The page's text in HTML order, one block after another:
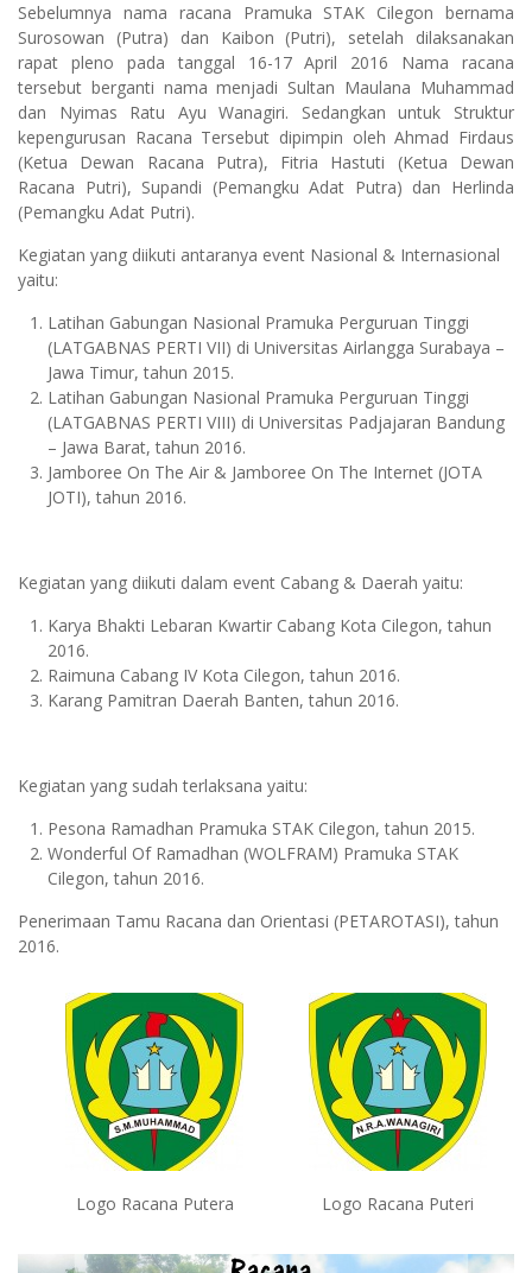
Sebelumnya nama racana Pramuka STAK Cilegon bernama
Surosowan (Putra) dan Kaibon (Putri), setelah dilaksanakan
rapat pleno pada tanggal 16-17 April 2016 Nama racana
tersebut berganti nama menjadi Sultan Maulana Muhammad
dan Nyimas Ratu Ayu Wanagiri. Sedangkan untuk Struktur
kepengurusan Racana Tersebut dipimpin oleh Ahmad Firdaus
(Ketua Dewan Racana Putra), Fitria Hastuti (Ketua Dewan
Racana Putri), Supandi (Pemangku Adat Putra) dan Herlinda
(Pemangku Adat Putri).
Kegiatan yang diikuti antaranya event Nasional & Internasional
yaitu:
Latihan Gabungan Nasional Pramuka Perguruan Tinggi
(LATGABNAS PERTI VII) di Universitas Airlangga Surabaya –
Jawa Timur, tahun 2015.
Latihan Gabungan Nasional Pramuka Perguruan Tinggi
(LATGABNAS PERTI VIII) di Universitas Padjajaran Bandung
– Jawa Barat, tahun 2016.
Jamboree On The Air & Jamboree On The Internet (JOTA
JOTI), tahun 2016.
Kegiatan yang diikuti dalam event Cabang & Daerah yaitu:
Karya Bhakti Lebaran Kwartir Cabang Kota Cilegon, tahun
2016.
Raimuna Cabang IV Kota Cilegon, tahun 2016.
Karang Pamitran Daerah Banten, tahun 2016.
Kegiatan yang sudah terlaksana yaitu:
Pesona Ramadhan Pramuka STAK Cilegon, tahun 2015.
Wonderful Of Ramadhan (WOLFRAM) Pramuka STAK
Cilegon, tahun 2016.
Penerimaan Tamu Racana dan Orientasi (PETAROTASI), tahun
2016.
Logo Racana Putera Logo Racana Puteri